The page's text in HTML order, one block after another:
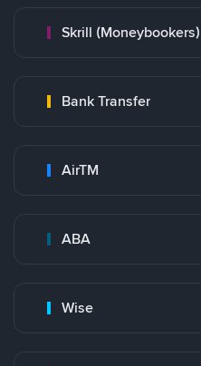
Skrill (Moneybookers)
Bank Transfer
AirTM
ABA
Wise